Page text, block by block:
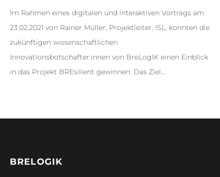
Im Rahmen eines digitalen und interaktiven Vortrags am
23.02.2021 von Rainer Müller, Projektleiter, ISL, konnten die
zukünftigen wissenschaftlichen
Innovationsbotschafter:innen von BreLogIK einen Einblick
in das Projekt BREsilient gewinnen. Das Ziel…
BRELOGIK